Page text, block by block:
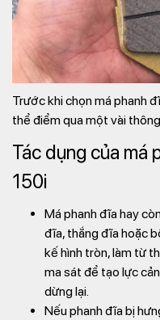
Trước khi chọn má phanh
thể điểm qua một vài
Tác dụng của má
150i
Má phanh đĩa hay
đĩa, thắng đĩa hoặc
kế hình tròn, làm từ
ma sát để tạo lực
dừng lại.
Nếu phanh đĩa bị